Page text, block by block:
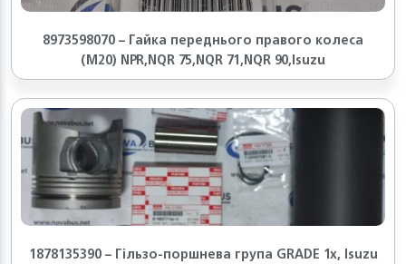
8973598070 – Гайка переднього правого колеса
(М20) NPR,NQR 75,NQR 71,NQR 90,Isuzu
1878135390 – Гільзо-поршнева група GRADE 1x, Isuzu